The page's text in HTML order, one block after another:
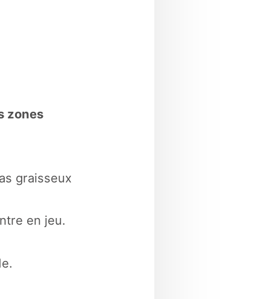
zones
graisseux
en jeu.